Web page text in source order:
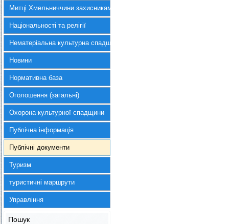
Митці Хмельниччини захисникам України
Національності та релігії
Нематеріальна культурна спадщина
Новини
Нормативна база
Оголошення (загальні)
Охорона культурної спадщини
Публічна інформація
Публічні документи
Туризм
туристичні маршрути
Управління
Пошук